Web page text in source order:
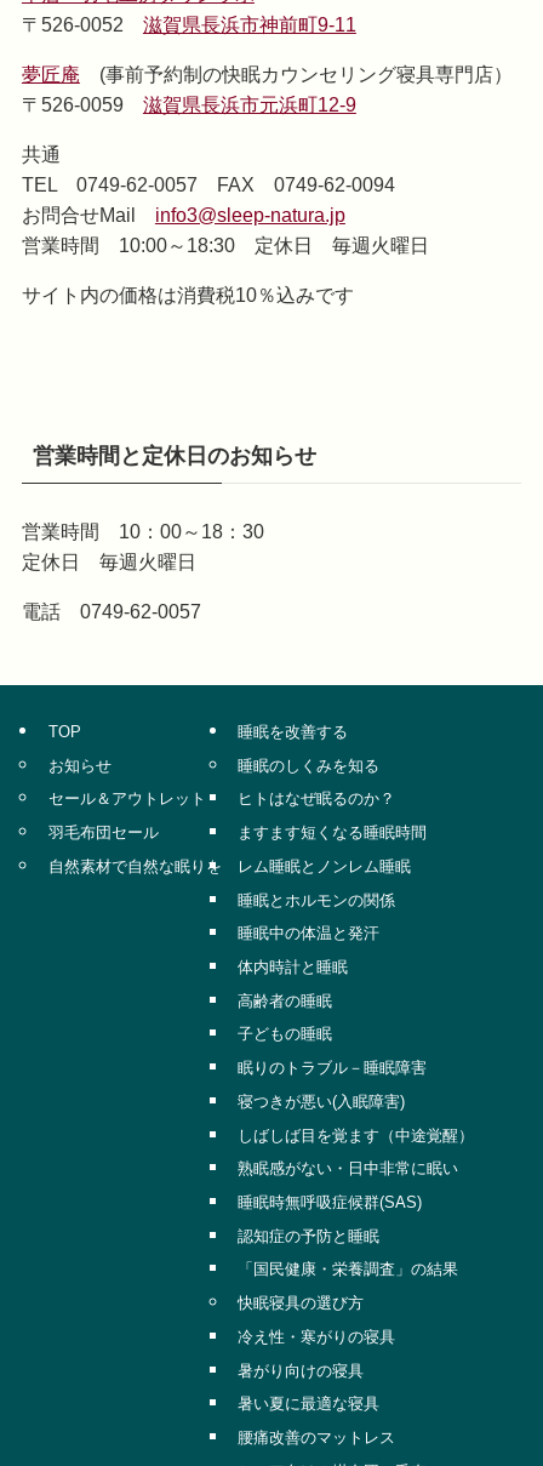
〒526-0052 滋賀県長浜市神前町9-11
夢匠庵 (事前予約制の快眠カウンセリング寝具専門店）
〒526-0059 滋賀県長浜市元浜町12-9
共通
TEL 0749-62-0057 FAX 0749-62-0094
お問合せMail info3@sleep-natura.jp
営業時間 10:00～18:30 定休日 毎週火曜日
サイト内の価格は消費税10％込みです
営業時間と定休日のお知らせ
営業時間 10：00～18：30
定休日 毎週火曜日
電話 0749-62-0057
TOP
お知らせ
セール＆アウトレット
羽毛布団セール
自然素材で自然な眠りを
睡眠を改善する
睡眠のしくみを知る
ヒトはなぜ眠るのか？
ますます短くなる睡眠時間
レム睡眠とノンレム睡眠
睡眠とホルモンの関係
睡眠中の体温と発汗
体内時計と睡眠
高齢者の睡眠
子どもの睡眠
眠りのトラブル－睡眠障害
寝つきが悪い(入眠障害)
しばしば目を覚ます（中途覚醒）
熟眠感がない・日中非常に眠い
睡眠時無呼吸症候群(SAS)
認知症の予防と睡眠
「国民健康・栄養調査」の結果
快眠寝具の選び方
冷え性・寒がりの寝具
暑がり向けの寝具
暑い夏に最適な寝具
腰痛改善のマットレス